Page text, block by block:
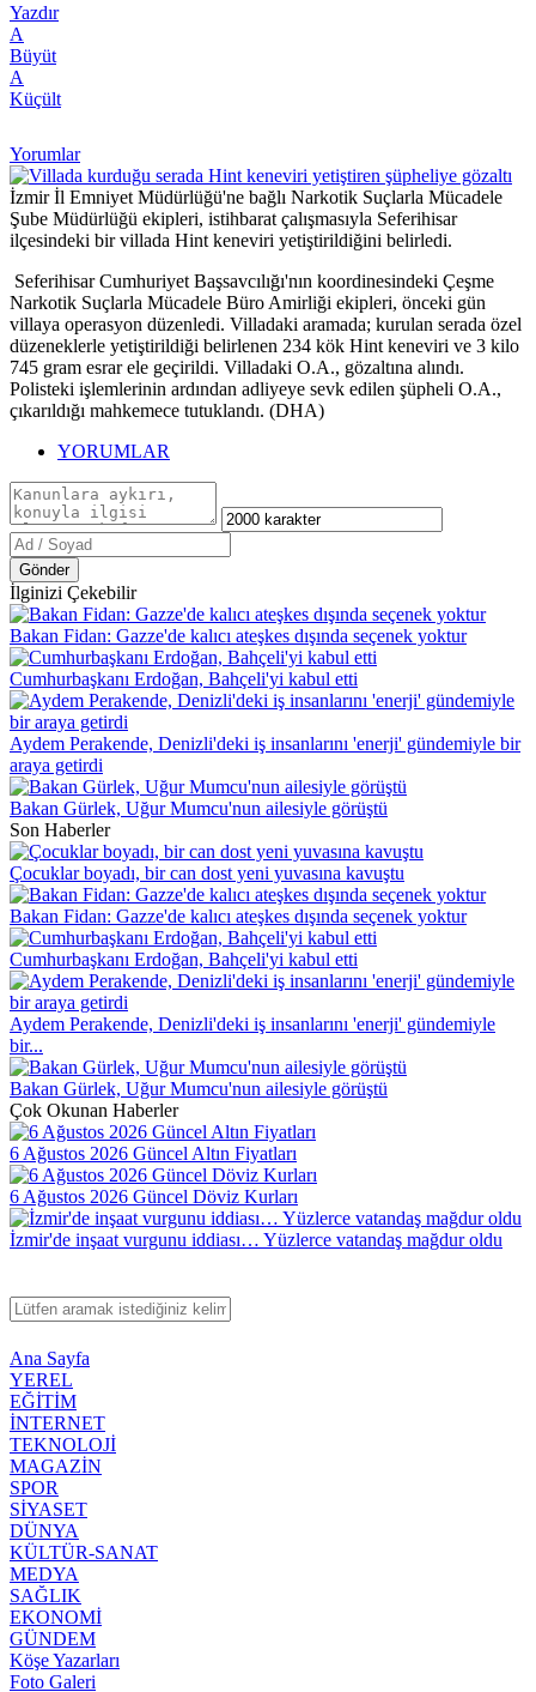
Yazdır
A
Büyüt
A
Küçült
Yorumlar
İzmir İl Emniyet Müdürlüğü'ne bağlı Narkotik Suçlarla Mücadele
Şube Müdürlüğü ekipleri, istihbarat çalışmasıyla Seferihisar
ilçesindeki bir villada Hint keneviri yetiştirildiğini belirledi.
Seferihisar Cumhuriyet Başsavcılığı'nın koordinesindeki Çeşme
Narkotik Suçlarla Mücadele Büro Amirliği ekipleri, önceki gün
villaya operasyon düzenledi. Villadaki aramada; kurulan serada özel
düzeneklerle yetiştirildiği belirlenen 234 kök Hint keneviri ve 3 kilo
745 gram esrar ele geçirildi. Villadaki O.A., gözaltına alındı.
Polisteki işlemlerinin ardından adliyeye sevk edilen şüpheli O.A.,
çıkarıldığı mahkemece tutuklandı. (DHA)
YORUMLAR
Gönder
İlginizi Çekebilir
Bakan Fidan: Gazze'de kalıcı ateşkes dışında seçenek yoktur
Cumhurbaşkanı Erdoğan, Bahçeli'yi kabul etti
Aydem Perakende, Denizli'deki iş insanlarını 'enerji' gündemiyle bir
araya getirdi
Bakan Gürlek, Uğur Mumcu'nun ailesiyle görüştü
Son Haberler
Çocuklar boyadı, bir can dost yeni yuvasına kavuştu
Bakan Fidan: Gazze'de kalıcı ateşkes dışında seçenek yoktur
Cumhurbaşkanı Erdoğan, Bahçeli'yi kabul etti
Aydem Perakende, Denizli'deki iş insanlarını 'enerji' gündemiyle
bir...
Bakan Gürlek, Uğur Mumcu'nun ailesiyle görüştü
Çok Okunan Haberler
6 Ağustos 2026 Güncel Altın Fiyatları
6 Ağustos 2026 Güncel Döviz Kurları
İzmir'de inşaat vurgunu iddiası… Yüzlerce vatandaş mağdur oldu
Ana Sayfa
YEREL
EĞİTİM
İNTERNET
TEKNOLOJİ
MAGAZİN
SPOR
SİYASET
DÜNYA
KÜLTÜR-SANAT
MEDYA
SAĞLIK
EKONOMİ
GÜNDEM
Köşe Yazarları
Foto Galeri